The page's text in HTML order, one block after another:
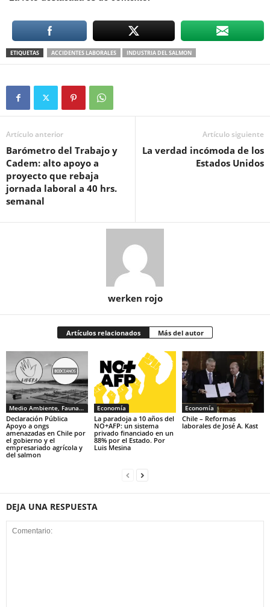
ETIQUETAS ACCIDENTES LABORALES INDUSTRIA DEL SALMON
Artículo anterior
Barómetro del Trabajo y
Cadem: alto apoyo a
proyecto que rebaja
jornada laboral a 40 hrs.
semanal
Artículo siguiente
La verdad incómoda de los
Estados Unidos
werken rojo
Artículos relacionados Más del autor
Medio Ambiente, Fauna y Sociedad
Declaración Pública
Apoyo a ongs
amenazadas en Chile por
el gobierno y el
empresariado agrícola y
del salmon
Economía
La paradoja a 10 años del
NO+AFP: un sistema
privado financiado en un
88% por el Estado. Por
Luis Mesina
Economía
Chile – Reformas
laborales de José A. Kast
DEJA UNA RESPUESTA